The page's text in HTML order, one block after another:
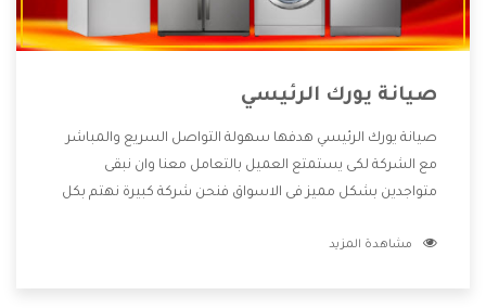
صيانة يورك الرئيسي
صيانة يورك الرئيسي هدفها سهولة التواصل السريع والمباشر
مع الشركة لكى يستمتع العميل بالتعامل معنا وان نبقى
متواجدين بشكل مميز فى الاسواق فنحن شركة كبيرة نهتم بكل
الشركة بها والتى تكون منها خدمة الصيانة التى تكون من أهم
مشاهدة المزيد